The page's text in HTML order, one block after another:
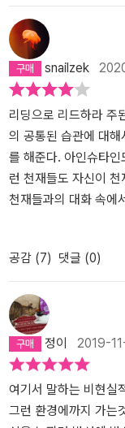
리 잡은 뒤에 읽으라
을 날것 그대로 치열하게 읽다
세워라 처음부터 체계
진다. 무턱대고 아무
읽지 않으면 안 된다는 깨
하얀 종이 위에 찍힌
로 변해서 나에게 다
순간들은 필사할 때
화를 만들어냈다고 믿는다. - 일단 저질러라 인문고전을
부터 끝까지 베껴 써
파하면 일종의 ‘감’이 생긴다. - 항상 인문고전을 가지
의 장소에서 자신도
으로 엄청난 집중력을 발휘하게 될
사람에게 설명하라 뭔
바라보면서 고개를 끄
문고전 독서는 풍부해
로 이어지는 독서의 3
도 특히 사색이 핵심인
종을 울릴 만한 단어라
특히 교육관련 내용
가 과연 인문고전을 읽
래도 혹시 모르니 일
인문고전을 하나씩 마
을지!^^
snailzek
리딩으로 리드하라 주
의 공통된 습관에 대
를 해준다. 아인슈타
런 천재들도 자신이
천재들과의 대화 속에
로스의 특징을 이야
난 부자가 되었다는 이
의 이야기를 하면서
면 CEO의 경영철학이
엄청난 찬성을 하는 편
보며 나는 왜이렇게
으로 리드하라의 가장
나 모두가 책을 읽어
는다. 나도 adhd가 있
공감 (7) 댓글 (0)
정이 2019-
여기서 말하는 비현실
그런 환경에까지 가는것은 싫